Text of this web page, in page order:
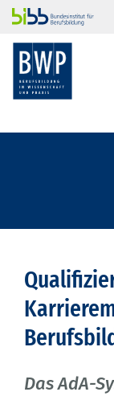
Das AdA-